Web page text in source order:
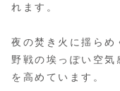
れます。
夜の焚き火に揺らめ
野戦の埃っぽい空
を高めています。